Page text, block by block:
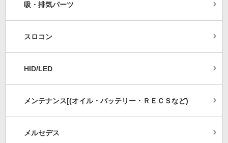
吸・排気パーツ
スロコン
HID/LED
メンテナンス[(オイル・バッテリー・ＲＥＣＳなど)
メルセデス